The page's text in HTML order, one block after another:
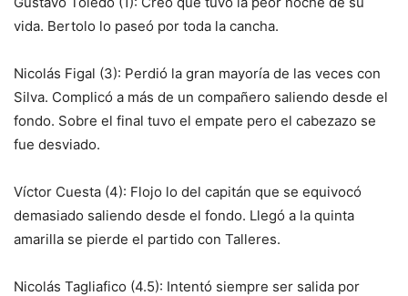
vida. Bertolo lo paseó por toda la cancha.
Nicolás Figal (3): Perdió la gran mayoría de las veces con
Silva. Complicó a más de un compañero saliendo desde el
fondo. Sobre el final tuvo el empate pero el cabezazo se
fue desviado.
Víctor Cuesta (4): Flojo lo del capitán que se equivocó
demasiado saliendo desde el fondo. Llegó a la quinta
amarilla se pierde el partido con Talleres.
Nicolás Tagliafico (4.5): Intentó siempre ser salida por